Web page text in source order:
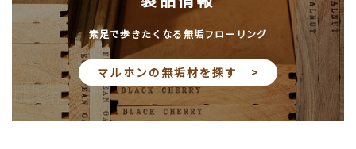
素足で歩きたくなる無垢フローリング
マルホンの無垢材を探す >